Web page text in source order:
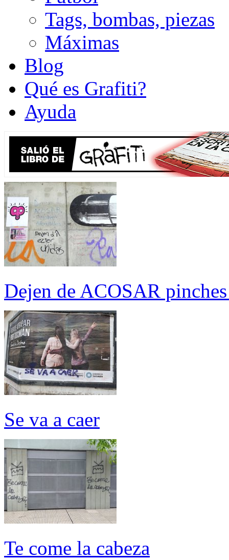
Tags, bombas, piezas
Máximas
Blog
Qué es Grafiti?
Ayuda
Dejen de ACOSAR
Se va a caer
Te come la cabeza